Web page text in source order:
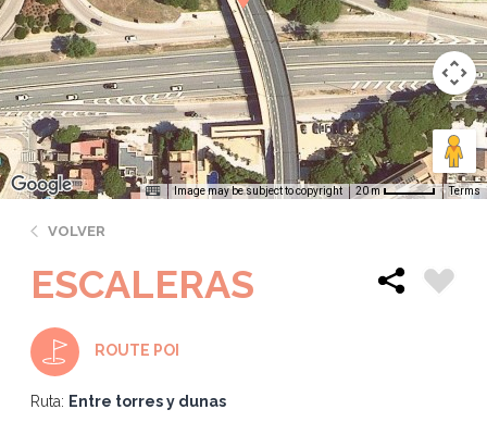
Image may be subject to copyright 20 m Terms
VOLVER
ESCALERAS
ROUTE POI
Ruta: Entre torres y dunas